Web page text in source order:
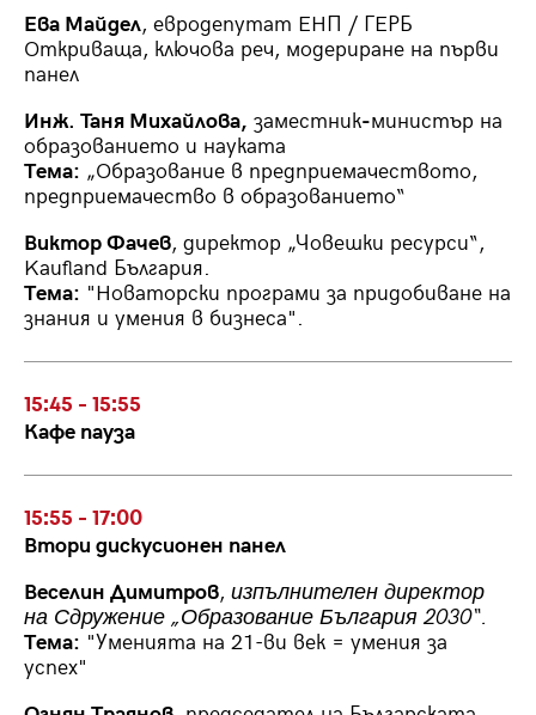
Ева Майдел, евродепутат ЕНП / ГЕРБ
Откриваща, ключова реч, модериране на първи
панел
Инж. Таня Михайлова, заместник-министър на
образованието и науката
Тема: „Образование в предприемачеството,
предприемачество в образованието“
Виктор Фачев, директор „Човешки ресурси“,
Kaufland България.
Тема: "Новаторски програми за придобиване на
знания и умения в бизнеса".
15:45 - 15:55
Кафе пауза
15:55 - 17:00
Втори дискусионен панел
Веселин Димитров, изпълнителен директор
на Сдружение „Образование България 2030“.
Тема: "Уменията на 21-ви век = умения за
успех"